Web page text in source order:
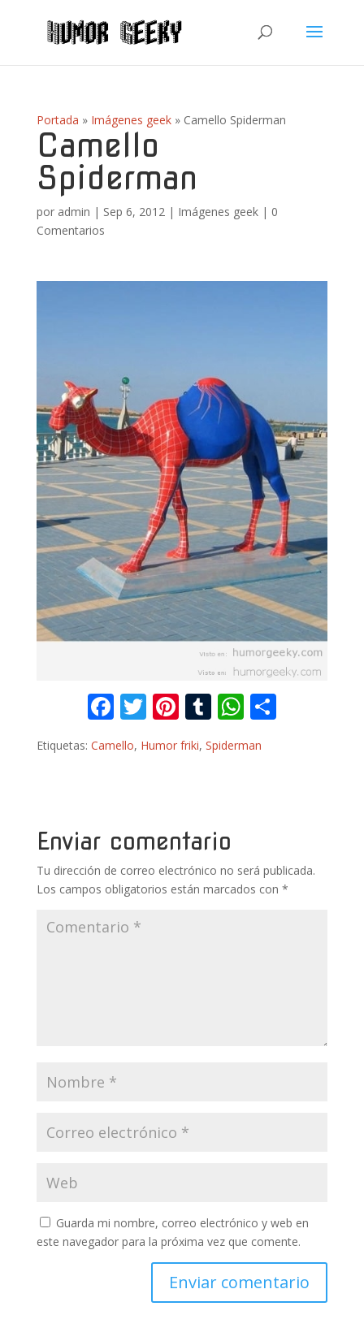
Portada » Imágenes geek» Camello Spiderman
Camello
Spiderman
por admin | Sep 6, 2012| Imágenes geek| 0
Comentarios
F
ac
e
o
k
T
itt
Pi
nt
er
T
u
m
W
at
p r
Etiquetas: Camello, Humor friki, Spiderman
Enviar comentario
Tu dirección de correo electrónico no será publicada.
Los campos obligatorios están marcados con *
Guarda mi nombre, correo electrónico y web en
este navegador para la próxima vez que comente.